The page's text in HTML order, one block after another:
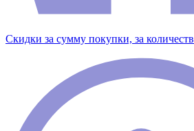
Скидки за сумму покупки, за